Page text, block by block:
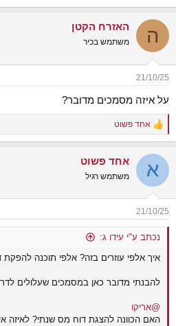
ה האזרח הקטן
משתמש בכיר
21/10/25
על איזה מסמכים מדובר?
R
e
c
i
s
:
אחד פשוט
א אחד פשוט
משתמש רגיל
21/10/25
נכתב ע"י עידו ג:
איך אלפי עוזרים בזה? אלפי תוכנה
להבנתי מדובר כאן במסמכים שעלולים
@אריקו
האם הכוונה להצגת דוח מס שנתי? לאיזה